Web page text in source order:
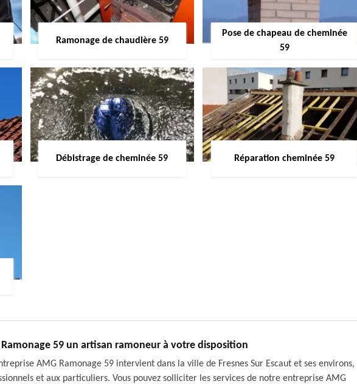
Ramonage de chaudière 59
Pose de chapeau de cheminée
59
Débistrage de cheminée 59 Réparation cheminée 59
59 un artisan ramoneur à votre disposition
AMG Ramonage 59 intervient dans la ville de Fresnes Sur Escaut et ses environs,
et aux particuliers. Vous pouvez solliciter les services de notre entreprise AMG